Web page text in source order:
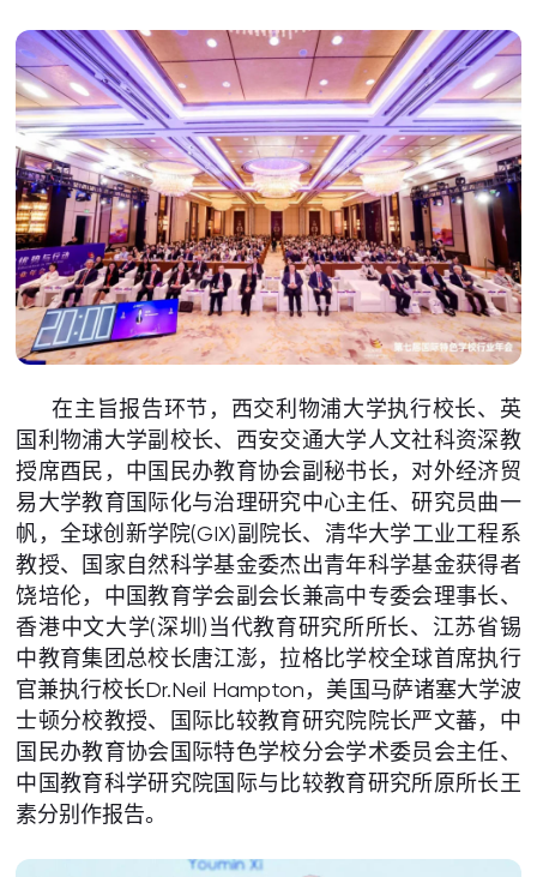
在主旨报告环节，西交利物浦大学执行校长、英
国利物浦大学副校长、西安交通大学人文社科资深教
授席酉民，中国民办教育协会副秘书长，对外经济贸
易大学教育国际化与治理研究中心主任、研究员曲一
帆，全球创新学院(GIX)副院长、清华大学工业工程系
教授、国家自然科学基金委杰出青年科学基金获得者
饶培伦，中国教育学会副会长兼高中专委会理事长、
香港中文大学(深圳)当代教育研究所所长、江苏省锡
中教育集团总校长唐江澎，拉格比学校全球首席执行
官兼执行校长Dr.Neil Hampton，美国马萨诸塞大学波
士顿分校教授、国际比较教育研究院院长严文蕃，中
国民办教育协会国际特色学校分会学术委员会主任、
中国教育科学研究院国际与比较教育研究所原所长王
素分别作报告。